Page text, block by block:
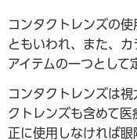
コンタクトレンズの
ともいわれ、また、
アイテムの一つとして
コンタクトレンズは
クトレンズも含めて
正に使用しなければ